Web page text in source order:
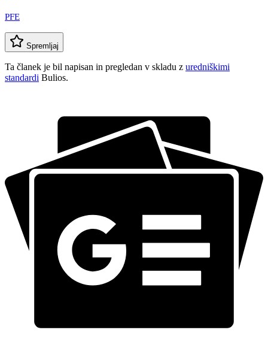
PFE
Spremljaj
Ta članek je bil napisan in pregledan v skladu z uredniškimi
standardi Bulios.